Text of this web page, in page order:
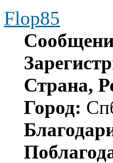
Flop85
Страна,
Город: